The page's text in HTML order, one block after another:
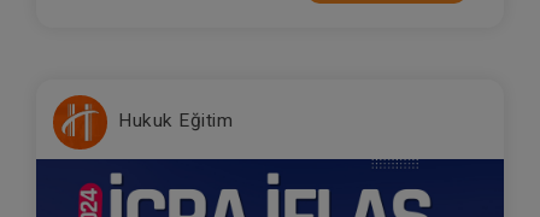
Hukuk Eğitim